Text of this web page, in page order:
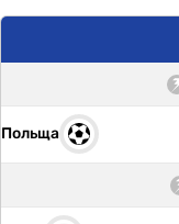
Польща